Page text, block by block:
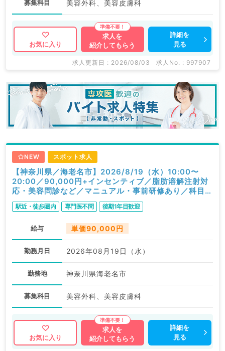
募集科目 美容外科、美容皮膚科
お気に入り
求人を
紹介してもらう
詳細を
見る
求人更新日 : 2026/08/03 求人No. : 997907
NEW スポット求人
【神奈川県／海老名市】2026/8/19（水）10:00〜
20:00／90,000円+インセンティブ／脂肪溶解注射対
応・美容問診など／マニュアル・事前研修あり／科目不
問
駅近・徒歩圏内 専門医不問 後期1年目歓迎
給与 単価90,000円
勤務月日 2026年08月19日（水）
勤務地 神奈川県海老名市
募集科目 美容外科、美容皮膚科
お気に入り
求人を
紹介してもらう
詳細を
見る